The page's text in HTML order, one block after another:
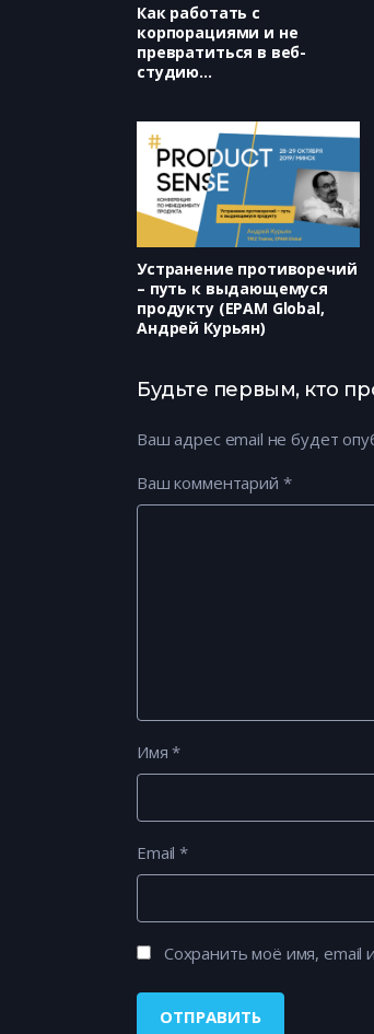
Как работать с
корпорациями и не
превратиться в веб-
студию
Устранение противоречий
– путь к выдающемуся
продукту (EPAM Global,
Андрей Курьян)
Будьте первым, кто
Ваш адрес email не будет
Ваш комментарий *
Имя*
Email*
Сохранить моё имя, email